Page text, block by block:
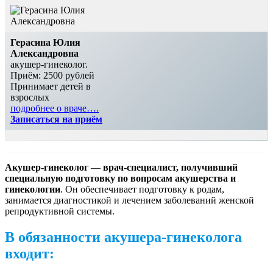
Герасина Юлия
Александровна
акушер-гинеколог.
Приём: 2500 рублей
Принимает детей в
взрослых
подробнее о враче….
Записаться на приём
Акушер-гинеколог — врач-специалист, получивший
специальную подготовку по вопросам акушерства и
гинекологии. Он обеспечивает подготовку к родам,
занимается диагностикой и лечением заболеваний женской
репродуктивной системы.
В обязанности акушера-гинеколога
входит: